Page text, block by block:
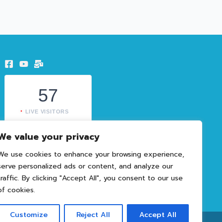
value your privacy
use cookies to enhance your browsing experience,
personalized ads or content, and analyze our
By clicking "Accept All", you consent to our use
cookies.
Customize Reject All Accept All
57
LIVE VISITORS
TOTAL VISITORS